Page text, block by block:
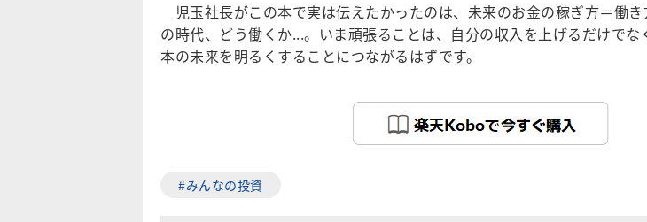
児玉社長がこの本で実は伝えたかったのは、未来のお金の稼ぎ方＝働
の時代、どう働くか...。いま頑張ることは、自分の収入を上げるだけでな
本の未来を明るくすることにつながるはずです。
#みんなの投資